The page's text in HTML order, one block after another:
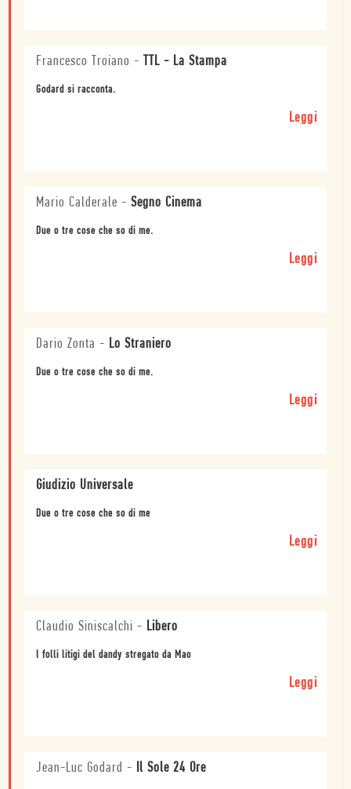
Francesco Troiano - TTL - La Stampa
Godard si racconta.
Leggi
Mario Calderale - Segno Cinema
Due o tre cose che so di me.
Leggi
Dario Zonta - Lo Straniero
Due o tre cose che so di me.
Leggi
Giudizio Universale
Due o tre cose che so di me
Leggi
Claudio Siniscalchi - Libero
I folli litigi del dandy stregato da Mao
Leggi
Jean-Luc Godard - Il Sole 24 Ore